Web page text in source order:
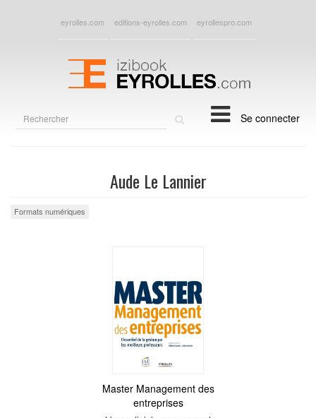
eyrolles.com editions-eyrolles.com eyrollespro.com
Se connecter
Aude Le Lannier
Formats numériques
Master Management des
entreprises